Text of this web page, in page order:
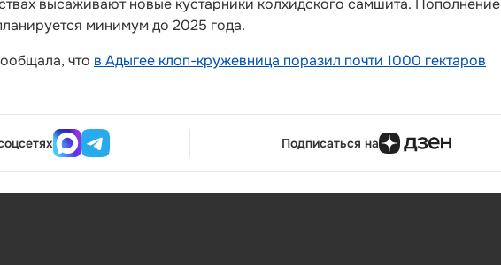
высаживают новые кустарники колхидского самшита. Пополнение
минимум до 2025 года.
что в Адыгее клоп-кружевница поразил почти 1000 гектаров
Подписаться на